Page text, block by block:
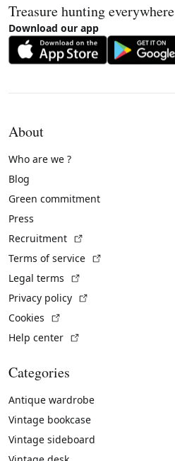
Treasure hunting everywhere
Download our app
About
Who are we ?
Blog
Green commitment
Press
Recruitment
Terms of service
Legal terms
Privacy policy
Cookies
Help center
Categories
Antique wardrobe
Vintage bookcase
Vintage sideboard